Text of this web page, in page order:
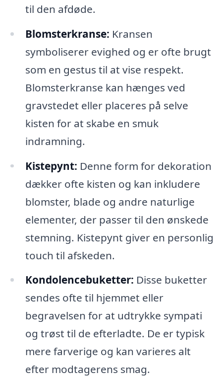
til den afdøde.
Blomsterkranse: Kransen
symboliserer evighed og er ofte brugt
som en gestus til at vise respekt.
Blomsterkranse kan hænges ved
gravstedet eller placeres på selve
kisten for at skabe en smuk
indramning.
Kistepynt: Denne form for dekoration
dækker ofte kisten og kan inkludere
blomster, blade og andre naturlige
elementer, der passer til den ønskede
stemning. Kistepynt giver en personlig
touch til afskeden.
Kondolencebuketter: Disse buketter
sendes ofte til hjemmet eller
begravelsen for at udtrykke sympati
og trøst til de efterladte. De er typisk
mere farverige og kan varieres alt
efter modtagerens smag.